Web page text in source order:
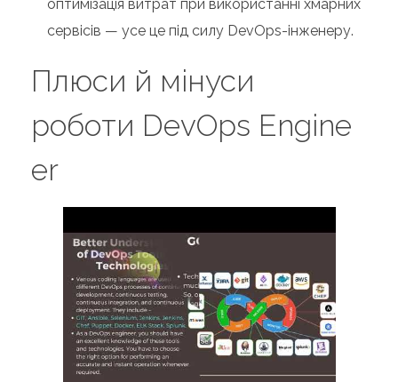
оптимізація витрат при використанні хмарних
сервісів — усе це під силу DevOps-інженеру.
Плюси й мінуси
роботи DevOps Engine
er